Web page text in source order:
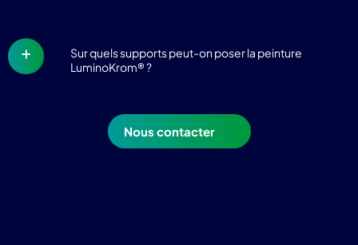
Sur quels supports peut-on poser la peinture
LuminoKrom® ?
Nous contacter